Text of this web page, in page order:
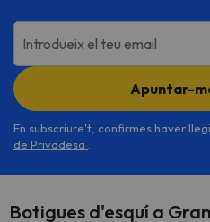
Introdueix el teu email
Apuntar-
En subscriure't, confirmes haver
de Privadesa
Botigues d'esquí a